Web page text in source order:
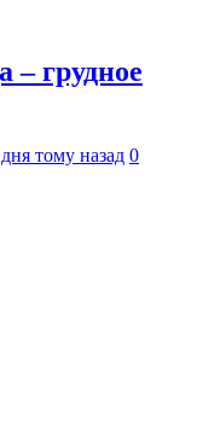
– грудное
тому назад 0